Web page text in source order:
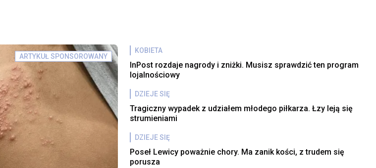
ARTYKUŁ SPONSOROWANY
KOBIETA
InPost rozdaje nagrody i zniżki. Musisz sprawdzić ten program
lojalnościowy
DZIEJE SIĘ
Tragiczny wypadek z udziałem młodego piłkarza. Łzy leją się
strumieniami
DZIEJE SIĘ
Poseł Lewicy poważnie chory. Ma zanik kości, z trudem się
porusza